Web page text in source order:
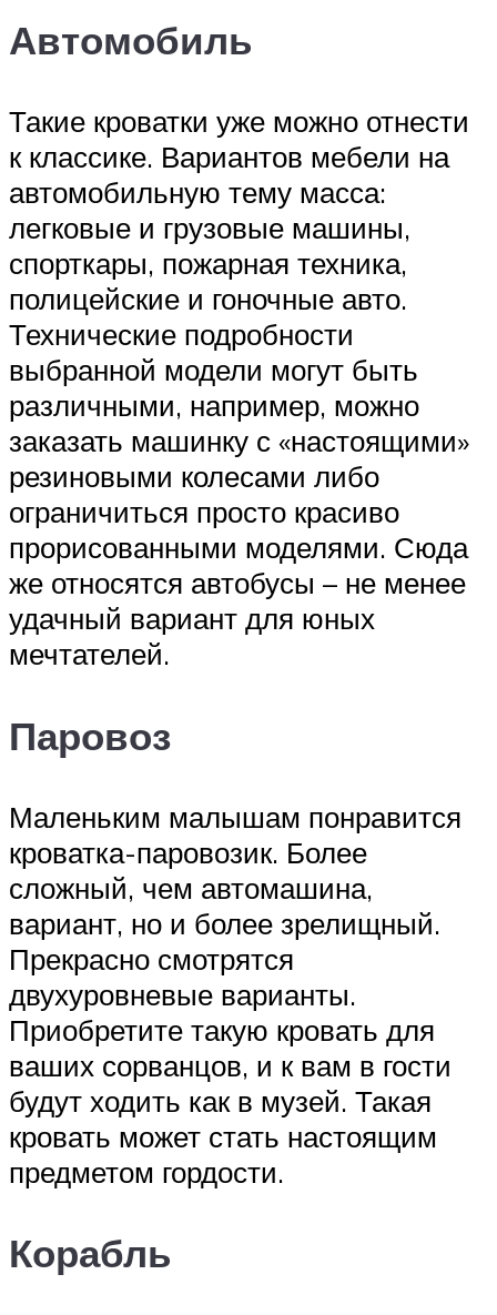
Автомобиль
Такие кроватки уже можно отнести
к классике. Вариантов мебели на
автомобильную тему масса:
легковые и грузовые машины,
спорткары, пожарная техника,
полицейские и гоночные авто.
Технические подробности
выбранной модели могут быть
различными, например, можно
заказать машинку с «настоящими»
резиновыми колесами либо
ограничиться просто красиво
прорисованными моделями. Сюда
же относятся автобусы – не менее
удачный вариант для юных
мечтателей.
Паровоз
Маленьким малышам понравится
кроватка-паровозик. Более
сложный, чем автомашина,
вариант, но и более зрелищный.
Прекрасно смотрятся
двухуровневые варианты.
Приобретите такую кровать для
ваших сорванцов, и к вам в гости
будут ходить как в музей. Такая
кровать может стать настоящим
предметом гордости.
Корабль